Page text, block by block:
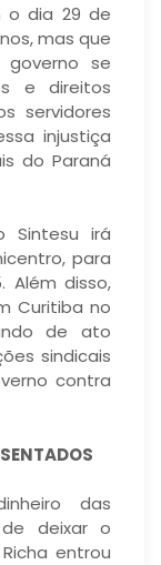
o dia 29 de
mas que
se
e direitos
servidores
injustiça
do Paraná
Sintesu irá
para
Além disso,
Curitiba no
de ato
sindicais
contra
das
deixar o
entrou